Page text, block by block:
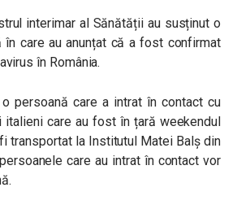
interimar al Sănătății au susținut o
care au anunțat că a fost confirmat
în România.
persoană care a intrat în contact cu
italieni care au fost în țară weekendul
transportat la Institutul Matei Balș din
care au intrat în contact vor